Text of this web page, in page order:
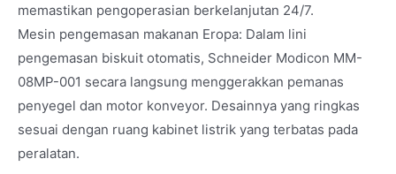
memastikan pengoperasian berkelanjutan 24/7.
Mesin pengemasan makanan Eropa: Dalam lini
pengemasan biskuit otomatis, Schneider Modicon MM-
08MP-001 secara langsung menggerakkan pemanas
penyegel dan motor konveyor. Desainnya yang ringkas
sesuai dengan ruang kabinet listrik yang terbatas pada
peralatan.